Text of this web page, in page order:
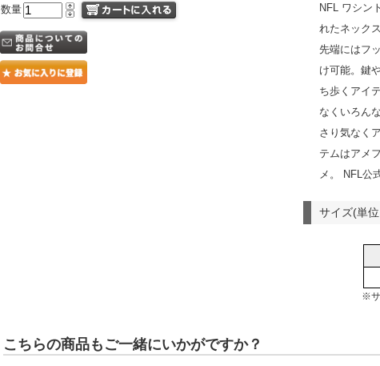
NFL ワシン
れたネック
先端にはフ
け可能。鍵
ち歩くアイ
なくいろん
さり気なく
テムはアメ
メ。 NFL公
サイズ(単
※サ
数量
こちらの商品もご一緒にいかがですか？